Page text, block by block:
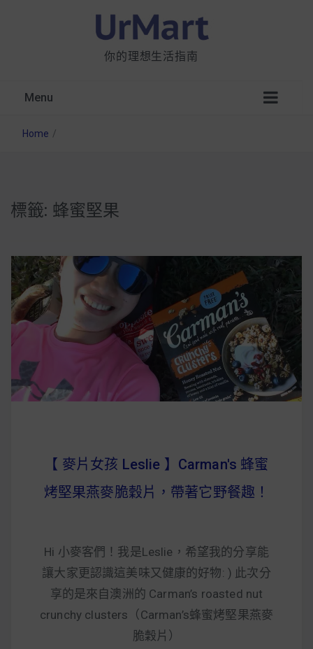
你的理想生活指南
Menu
星巴克都用 OATLY 泡咖啡？市售燕麥奶大剖
無麩質食物清單一覽：燕麥、麵包還有餅乾，
早餐這樣料理最適合！
早上沒時間做早餐？10 款隔夜更美味的燕麥粥
簡單料理
清楚！
啦！
Home /
標籤: 蜂蜜堅果
【 麥片女孩 Leslie 】Carman's 蜂蜜
烤堅果燕麥脆穀片，帶著它野餐趣！
Hi 小麥客們！我是Leslie，希望我的分享能
讓大家更認識這美味又健康的好物: ) 此次分
享的是來自澳洲的 Carman’s roasted nut
crunchy clusters（Carman’s蜂蜜烤堅果燕麥
脆穀片）